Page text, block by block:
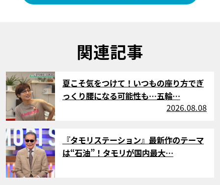
関連記事
サムネイル
夏こそ気をつけて！いつもの座り方でぎ
っくり腰になる可能性も…五輪…
2026.08.08
サムネイル
『タモリステーション』最新作のテーマ
は“石油”！タモリが国内最大…